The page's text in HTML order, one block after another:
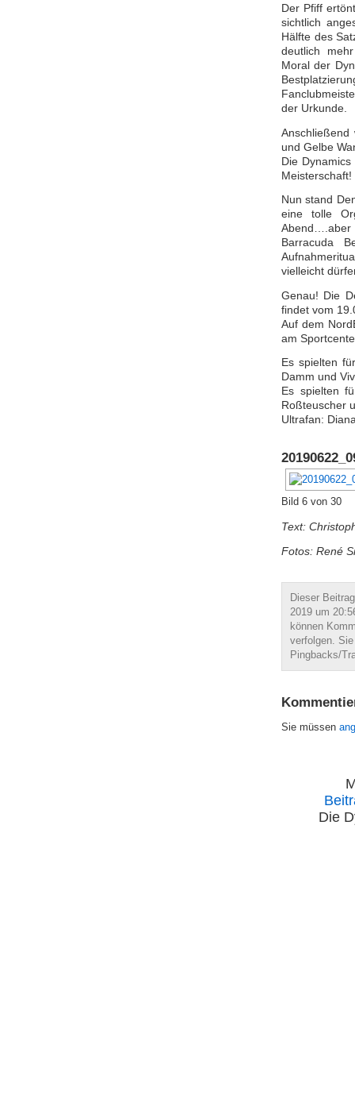
Der Pfiff
sichtlich
Hälfte des
deutlich
Moral der
der Urkunde.
Anschließend
und Gelbe
Die
Meisterschaft!
Nun stand
eine tolle
Abend….aber
Barracuda
vielleicht
Genau! Die
findet vom
Auf dem
am
Es spielten
Damm und
Es spielten
Roßteuscher
Ultrafan:
Bild 6 von 30
Text:
Fotos: René
Dieser
2019 um
können
verfolgen.
Pingbacks/
Sie müssen
Die